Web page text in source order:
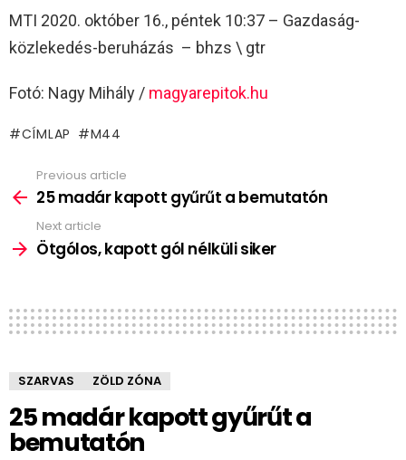
MTI 2020. október 16., péntek 10:37 – Gazdaság-
közlekedés-beruházás – bhzs \ gtr
Fotó: Nagy Mihály / magyarepitok.hu
CÍMLAP M44
more
Previous article
25 madár kapott gyűrűt a bemutatón
Next article
Ötgólos, kapott gól nélküli siker
SZARVAS ZÖLD ZÓNA
25 madár kapott gyűrűt a
bemutatón